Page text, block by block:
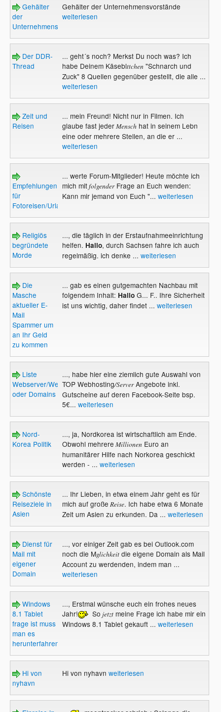
Gehälter
der
Unternehmensvorstände
Gehälter der Unternehmensvorstände
weiterlesen
Der DDR-
Thread
... geht´s noch? Merkst Du noch was? Ich
habe Deinem Käseblttchen"Schnarch und
Zuck" 8 Quellen gegenüber gestellt, die alle ...
weiterlesen
Zeit und
Reisen
... mein Freund! Nicht nur in Filmen. Ich
glaube fast jederMenschhat in seinem Lebn
eine oder mehrere Stellen, an die er ...
weiterlesen
Empfehlungen
für
Fotoreisen/Urlaube?
... werte Forum-Mitglieder! Heute möchte ich
mich mitfolgenderFrage an Euch wenden:
Kann mir jemand von Euch "... weiterlesen
Religiös
begründete
Morde
..., die täglich in der Erstaufnahmeeinrichtung
helfen. Hallo, durch Sachsen fahre ich auch
regelmäßig. ich denke ... weiterlesen
Die
Masche
aktueller E-
Mail
Spammer um
an Ihr Geld
zu kommen
... gab es einen gutgemachten Nachbau mit
folgendem Inhalt: HalloG... F.. Ihre Sicherheit
ist uns wichtig, daher findet ... weiterlesen
Liste
Webserver/Webhosting
oder Domains
..., habe hier eine ziemlich gute Auswahl von
TOP Webhosting/ServerAngebote inkl.
Gutscheine auf deren Facebook-Seite bsp.
5€... weiterlesen
Nord-
Korea Politik
..., ja, Nordkorea ist wirtschaftlich am Ende.
Obwohl mehrere MillionenEuro an
humanitärer Hilfe nach Norkorea geschickt
werden - ... weiterlesen
Schönste
Reiseziele in
Asien
... Ihr Lieben, in etwa einem Jahr geht es für
mich auf große Reise. Ich habe etwa 6 Monate
Zeit um Asien zu erkunden. Da ... weiterlesen
Dienst für
Mail mit
eigener
Domain
..., vor einiger Zeit gab es bei Outlook.com
noch die Mglichkeitdie eigene Domain als Mail
Account zu werdenden, indem man ...
weiterlesen
Windows
8.1 Tablet
frage ist muss
man es
herunterfahren?
..., Erstmal wünsche euch ein frohes neues
Jahr!
So jetztmeine Frage ich habe mir ein
Windows 8.1 Tablet gekauft ... weiterlesen
Hi von
nyhavn
Hi von nyhavn weiterlesen